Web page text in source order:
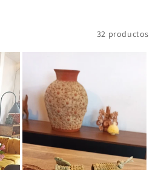
32 productos